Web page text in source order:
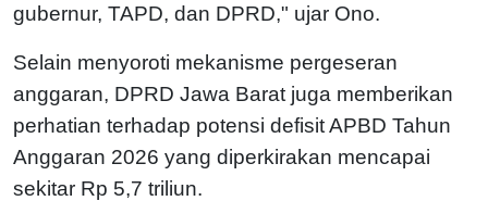
gubernur, TAPD, dan DPRD," ujar Ono.
Selain menyoroti mekanisme pergeseran
anggaran, DPRD Jawa Barat juga memberikan
perhatian terhadap potensi defisit APBD Tahun
Anggaran 2026 yang diperkirakan mencapai
sekitar Rp 5,7 triliun.